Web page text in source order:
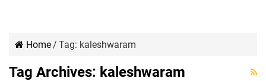
Home/ Tag: kaleshwaram
Tag Archives: kaleshwaram